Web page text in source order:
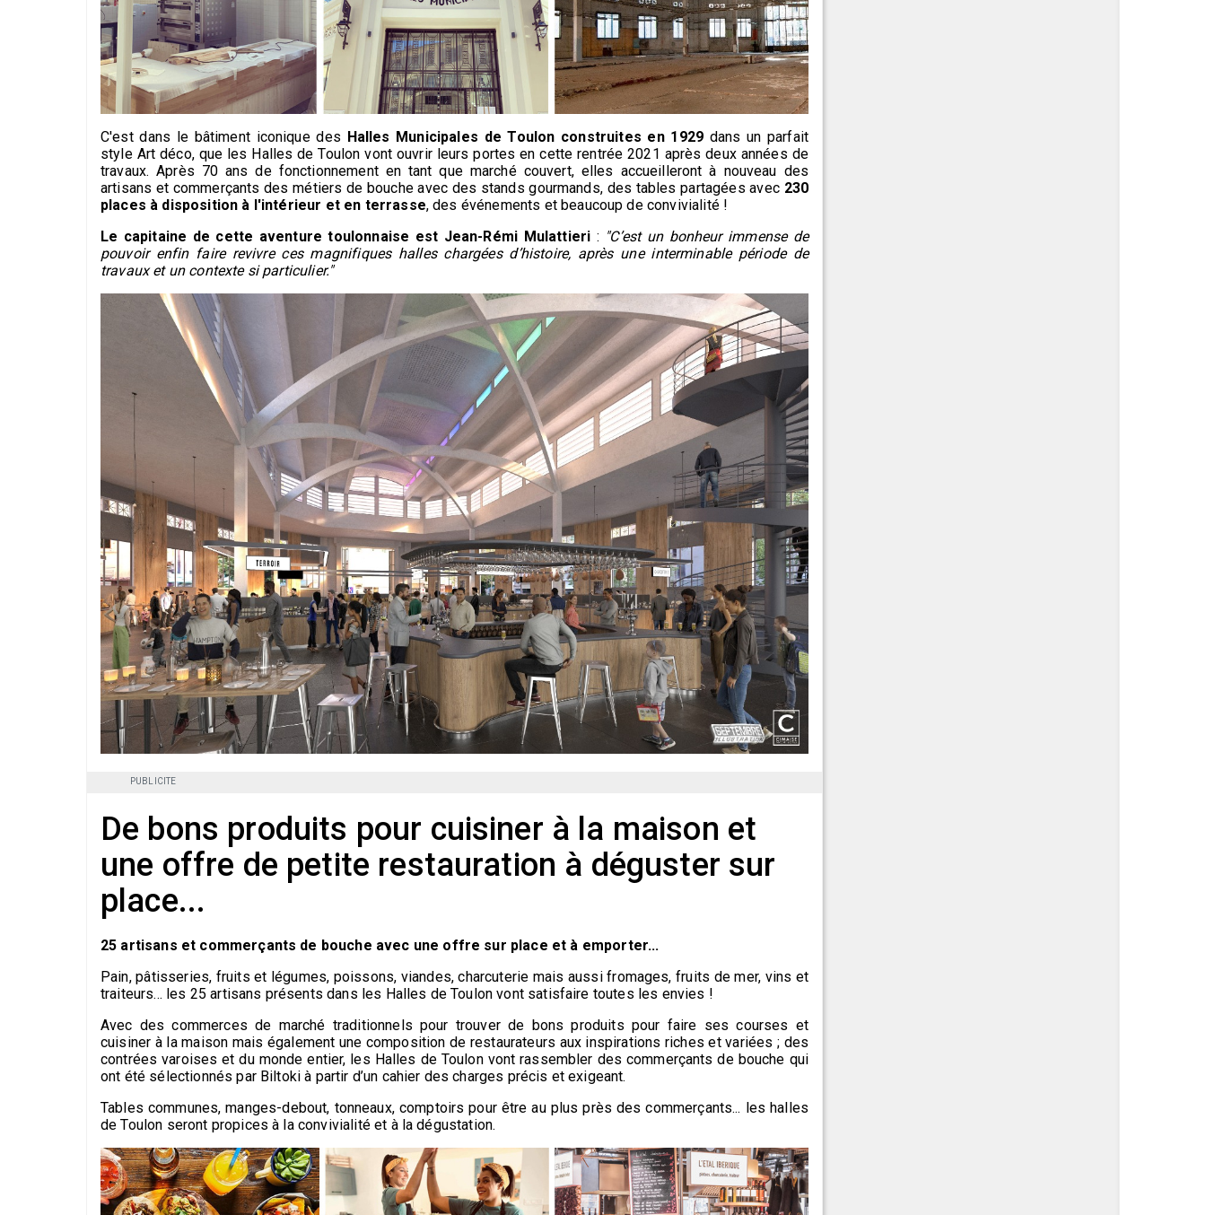
C'est dans le bâtiment iconique des Halles Municipales de Toulon construites en 1929 dans un parfait
style Art déco, que les Halles de Toulon vont ouvrir leurs portes en cette rentrée 2021 après deux années de
travaux. Après 70 ans de fonctionnement en tant que marché couvert, elles accueilleront à nouveau des
artisans et commerçants des métiers de bouche avec des stands gourmands, des tables partagées avec 230
places à disposition à l'intérieur et en terrasse, des événements et beaucoup de convivialité !
Le capitaine de cette aventure toulonnaise est Jean-Rémi Mulattieri : "C’est un bonheur immense de
pouvoir enfin faire revivre ces magnifiques halles chargées d’histoire, après une interminable période de
travaux et un contexte si particulier."
PUBLICITE
De bons produits pour cuisiner à la maison et
une offre de petite restauration à déguster sur
place...
25 artisans et commerçants de bouche avec une offre sur place et à emporter...
Pain, pâtisseries, fruits et légumes, poissons, viandes, charcuterie mais aussi fromages, fruits de mer, vins et
traiteurs... les 25 artisans présents dans les Halles de Toulon vont satisfaire toutes les envies !
Avec des commerces de marché traditionnels pour trouver de bons produits pour faire ses courses et
cuisiner à la maison mais également une composition de restaurateurs aux inspirations riches et variées ; des
contrées varoises et du monde entier, les Halles de Toulon vont rassembler des commerçants de bouche qui
ont été sélectionnés par Biltoki à partir d’un cahier des charges précis et exigeant.
Tables communes, manges-debout, tonneaux, comptoirs pour être au plus près des commerçants... les halles
de Toulon seront propices à la convivialité et à la dégustation.